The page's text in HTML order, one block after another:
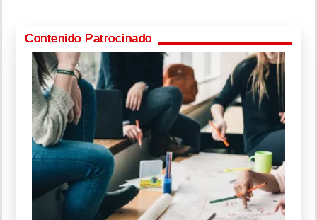
Contenido Patrocinado